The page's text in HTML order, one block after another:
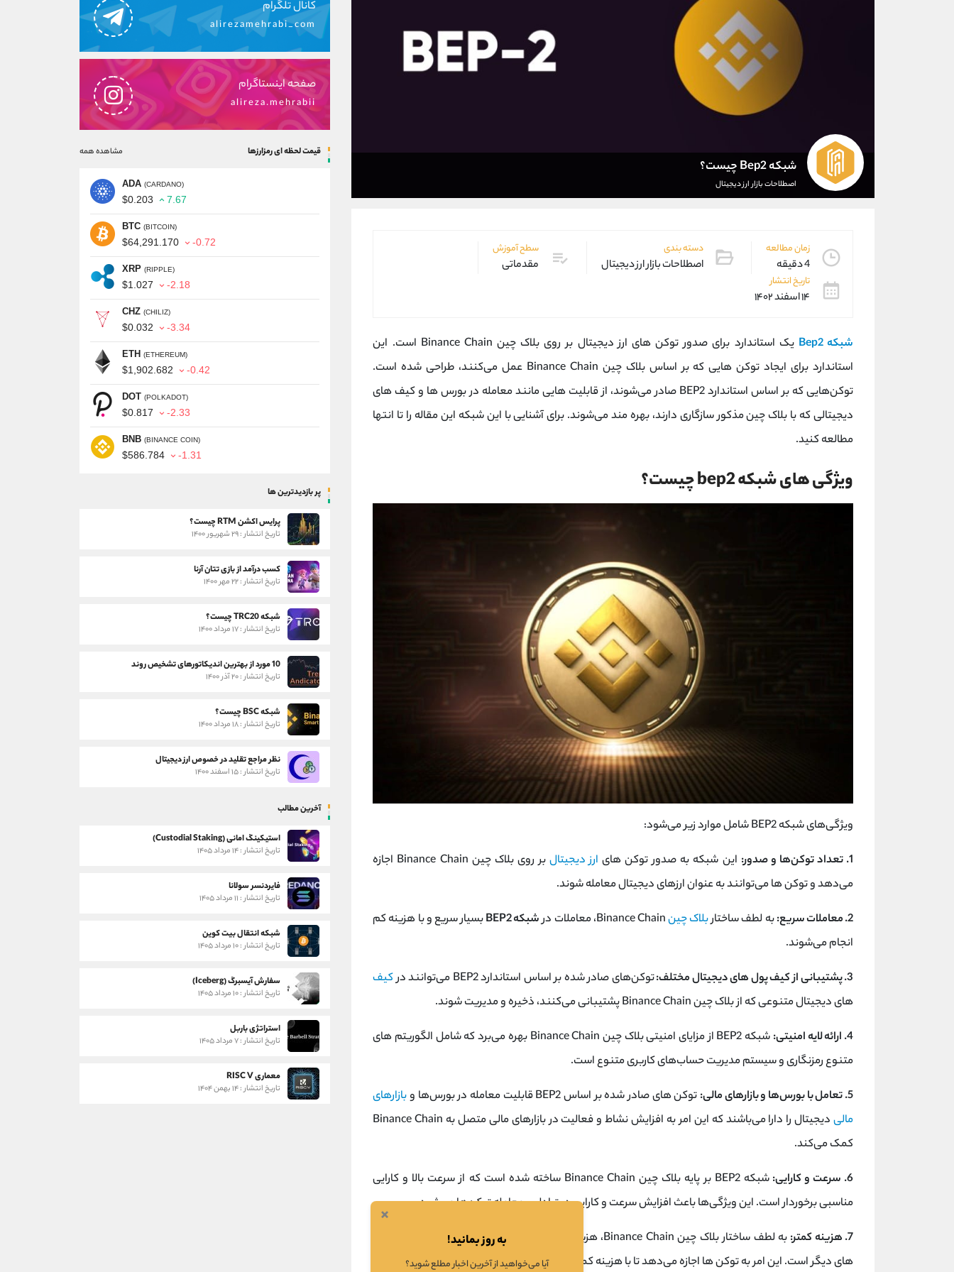
شبکه Bep2 چیست؟
اصطلاحات بازار ارز دیجیتال
زمان مطالعه
4 دقیقه
دسته بندی
اصطلاحات بازار ارز دیجیتال
سطح آموزش
مقدماتی
تاریخ انتشار
۱۴ اسفند ۱۴۰۲
شبکه Bep2
یک استاندارد برای صدور توکن‌ های ارز دیجیتال بر روی بلاک چین Binance Chain است. این
استاندارد برای ایجاد توکن‌ هایی که بر اساس بلاک چین Binance Chain عمل می‌کنند، طراحی شده است.
توکن‌هایی که بر اساس استاندارد BEP2 صادر می‌شوند، از قابلیت‌ هایی مانند معامله در بورس‌ ها و کیف‌ های
دیجیتالی که با بلاک چین مذکور سازگاری دارند، بهره مند می‌شوند. برای آشنایی با این شبکه این مقاله را تا انتها
مطالعه کنید.
ویژگی های شبکه bep2 چیست؟
ویژگی‌های شبکه BEP2 شامل موارد زیر می‌شود:
1. تعداد توکن‌ها و صدور:
این شبکه به صدور توکن‌ های ارز دیجیتال
بر روی بلاک چین Binance Chain اجازه
می‌دهد و توکن‌ ها می‌توانند به عنوان ارزهای دیجیتال معامله شوند.
2. معاملات سریع:
به لطف ساختاربلاک چینBinance Chain، معاملات در شبکه BEP2
بسیار سریع و با هزینه کم
انجام می‌شوند.
3. پشتیبانی از کیف‌ پول های دیجیتال مختلف:
توکن‌های صادر شده بر اساس استاندارد BEP2 می‌توانند در
کیف‌
های دیجیتال متنوعی که از بلاک چین Binance Chain پشتیبانی می‌کنند، ذخیره و مدیریت شوند.
4. ارائه لایه امنیتی:
شبکه BEP2 از مزایای امنیتی بلاک چین Binance Chain بهره می‌برد که شامل الگوریتم‌ های
متنوع رمزنگاری و سیستم مدیریت حساب‌های کاربری متنوع است.
5. تعامل با بورس‌ها و بازارهای مالی:
توکن‌ های صادر شده بر اساس BEP2 قابلیت معامله در بورس‌ها و
بازارهای
مالی
دیجیتال را دارا می‌باشند که این امر به افزایش نشاط و فعالیت در بازارهای مالی متصل به Binance Chain
کمک می‌کند.
6. سرعت و کارایی:
شبکه BEP2 بر پایه بلاک چین Binance Chain ساخته شده است که از سرعت بالا و کارایی
مناسبی برخوردار است. این ویژگی‌ها باعث افزایش سرعت و کارایی در تبادل و معامله توکن‌ها می‌شود.
7. هزینه کمتر:
به لطف ساختار بلاک چین Binance Chain، هزینه‌های تراکنش‌ها بسیار کمتر از برخی بلاک چین‌
های دیگر است. این امر به توکن‌ ها اجازه می‌دهد تا با هزینه کمتری معامله شوند و کارایی بیشتری را ارائه دهند.
کانال تلگرام
alirezamehrabi_com
صفحه اینستاگرام
alireza.mehrabii
قیمت لحظه ای رمزارزها مشاهده همه
ADA (CARDANO)
$0.203 7.67
BTC (BITCOIN)
$64,291.170 -0.72
XRP (RIPPLE)
$1.027 -2.18
CHZ (CHILIZ)
$0.032 -3.34
ETH (ETHEREUM)
$1,902.682 -0.42
DOT (POLKADOT)
$0.817 -2.33
BNB (BINANCE COIN)
$586.784 -1.31
پر بازدیدترین ها
پرایس اکشن RTM چیست؟
تاریخ انتشار : ۲۹ شهریور ۱۴۰۰
کسب درآمد از بازی تتان آرنا
تاریخ انتشار : ۲۲ مهر ۱۴۰۰
شبکه TRC20 چیست؟
تاریخ انتشار : ۱۷ مرداد ۱۴۰۰
10 مورد از بهترین اندیکاتورهای تشخیص روند
تاریخ انتشار : ۲۰ آذر ۱۴۰۰
شبکه BSC چیست؟
تاریخ انتشار : ۱۸ مرداد ۱۴۰۰
نظر مراجع تقلید در خصوص ارز دیجیتال
تاریخ انتشار : ۱۵ اسفند ۱۴۰۰
آخرین مطالب
استیکینگ امانی (Custodial Staking)
تاریخ انتشار : ۱۴ مرداد ۱۴۰۵
فایردنسر سولانا
تاریخ انتشار : ۱۱ مرداد ۱۴۰۵
شبکه انتقال بیت کوین
تاریخ انتشار : ۱۰ مرداد ۱۴۰۵
سفارش آیسبرگ (Iceberg)
تاریخ انتشار : ۱۰ مرداد ۱۴۰۵
استراتژی باربل
تاریخ انتشار : ۷ مرداد ۱۴۰۵
معماری RISC V
تاریخ انتشار : ۱۴ بهمن ۱۴۰۴
×
به روز بمانید!
آیا می‌خواهید از آخرین اخبار مطلع شوید؟